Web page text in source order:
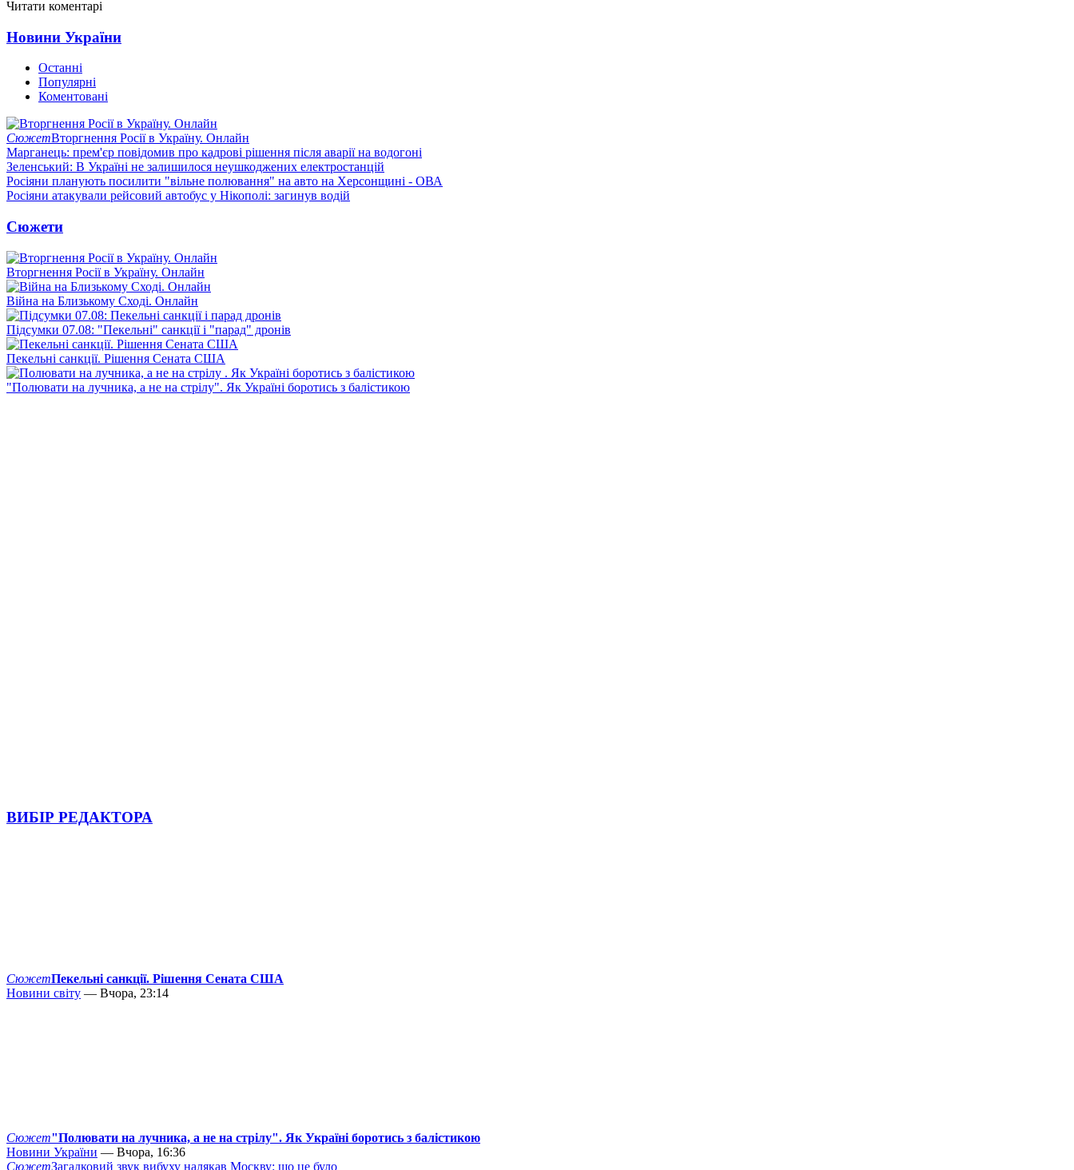
Читати коментарі
Новини України
Останні
Популярні
Коментовані
СюжетВторгнення Росії в Україну. Онлайн
Марганець: прем'єр повідомив про кадрові рішення після аварії на водогоні
Зеленський: В Україні не залишилося неушкоджених електростанцій
Росіяни планують посилити "вільне полювання" на авто на Херсонщині - ОВА
Росіяни атакували рейсовий автобус у Нікополі: загинув водій
Сюжети
Вторгнення Росії в Україну. Онлайн
Війна на Близькому Сході. Онлайн
Підсумки 07.08: "Пекельні" санкції і "парад" дронів
Пекельні санкції. Рішення Сената США
"Полювати на лучника, а не на стрілу". Як Україні боротись з балістикою
ВИБІР РЕДАКТОРА
СюжетПекельні санкції. Рішення Сената США
Новини світу — Вчора, 23:14
Сюжет"Полювати на лучника, а не на стрілу". Як Україні боротись з балістикою
Новини України — Вчора, 16:36
СюжетЗагадковий звук вибуху налякав Москву: що це було